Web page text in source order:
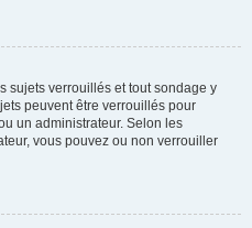
sujets verrouillés et tout sondage y
peuvent être verrouillés pour
un administrateur. Selon les
vous pouvez ou non verrouiller